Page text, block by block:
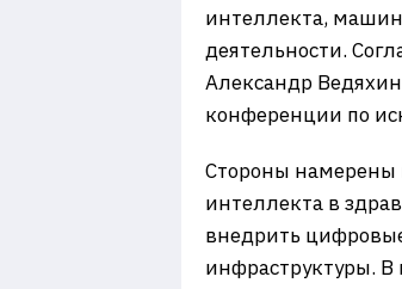
интеллекта,
деятельности.
Александр
конференции по
Стороны намерены
интеллекта в
внедрить
инфраструктуры. В